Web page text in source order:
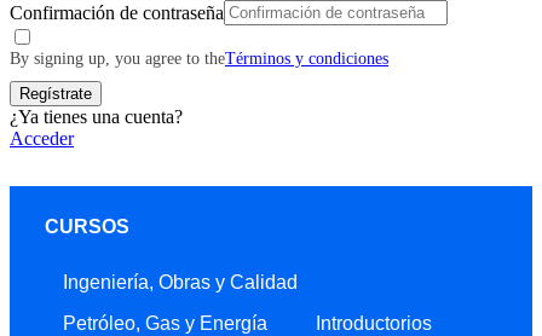
Confirmación de contraseña
By signing up, you agree to theTérminos y condiciones
Regístrate
¿Ya tienes una cuenta?
Acceder
CURSOS
Ingeniería, Obras y Calidad
Petróleo, Gas y Energía
Introductorios